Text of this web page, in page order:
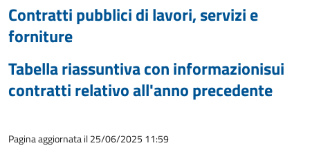
Contratti pubblici di lavori, servizi e
forniture
Tabella riassuntiva con informazionisui
contratti relativo all'anno precedente
Pagina aggiornata il 25/06/2025 11:59